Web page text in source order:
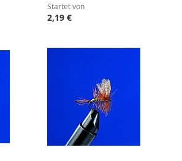
Startet von
2,19 €